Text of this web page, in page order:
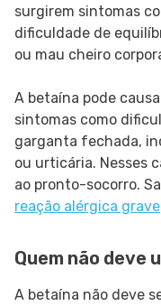
surgirem sintomas
dificuldade de
ou mau cheiro
A betaína pode
sintomas como
garganta fechada,
ou urticária. Nesses
ao pronto-socorro.
reação alérgica grave
Quem não deve
A betaína não deve